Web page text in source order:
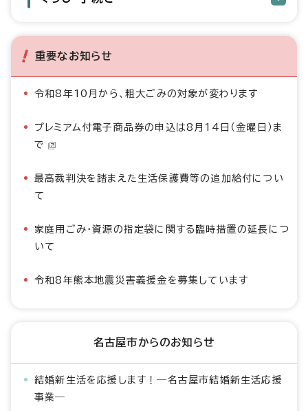
重要なお知らせ
令和8年10月から、粗大ごみの対象が変わります
プレミアム付電子商品券の申込は8月14日（金曜日）ま
で
最高裁判決を踏まえた生活保護費等の追加給付につい
て
家庭用ごみ・資源の指定袋に関する臨時措置の延長につ
いて
令和8年熊本地震災害義援金を募集しています
名古屋市からのお知らせ
結婚新生活を応援します！―名古屋市結婚新生活応援
事業―